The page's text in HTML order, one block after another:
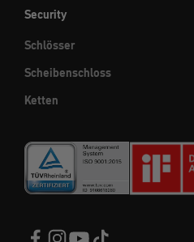
Security
Schlösser
Scheibenschloss
Ketten